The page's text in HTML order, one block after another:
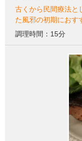
古くから民間療法と
た風邪の初期におす
調理時間：15分